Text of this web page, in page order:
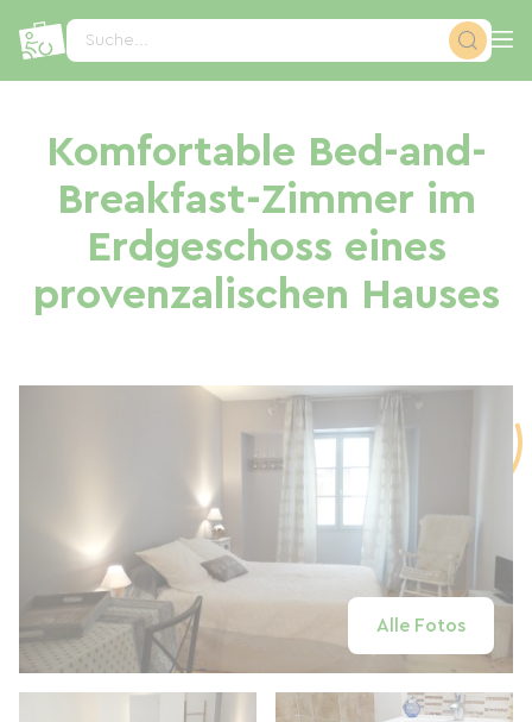
Suche...
Komfortable Bed-and-
Breakfast-Zimmer im
Erdgeschoss eines
provenzalischen Hauses
Alle Fotos
Cookie-Einstellungen